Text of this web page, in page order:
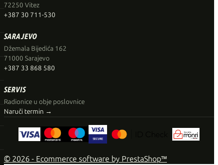
72250 Vitez
+387 30 711-530
SARAJEVO
Džemala Bijedića 162
71000 Sarajevo
+387 33 868 580
SERVIS
Radionice u obje poslovnice
Naruči termin →
© 2026 - Ecommerce software by PrestaShop™